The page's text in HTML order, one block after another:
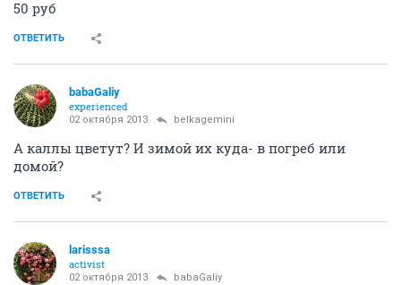
50 руб
ОТВЕТИТЬ
babaGaliy
experienced
02 октября 2013 belkagemini
А каллы цветут? И зимой их куда- в погреб или
домой?
ОТВЕТИТЬ
larisssa
activist
02 октября 2013 babaGaliy